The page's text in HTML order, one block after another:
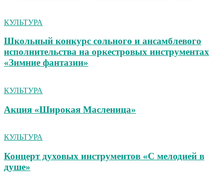
КУЛЬТУРА
Школьный конкурс сольного и ансамблевого
исполнительства на оркестровых инструментах
«Зимние фантазии»
КУЛЬТУРА
Акция «Широкая Масленица»
КУЛЬТУРА
Концерт духовых инструментов «С мелодией в
душе»